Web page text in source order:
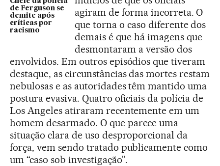
de Ferguson se
demite após
críticas por
racismo
agiram de forma incorreta. O
que torna o caso diferente dos
demais é que há imagens que
desmontaram a versão dos
envolvidos. Em outros episódios que tiveram
destaque, as circunstâncias das mortes restam
nebulosas e as autoridades têm mantido uma
postura evasiva. Quatro oficiais da polícia de
Los Angeles atiraram recentemente em um
homem desarmado. O que parece uma
situação clara de uso desproporcional da
força, vem sendo tratado publicamente como
um “caso sob investigação”.